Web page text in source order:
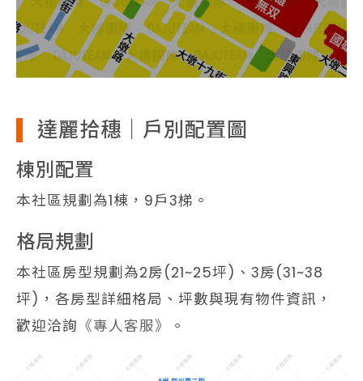
達麗拾穗｜戶別配置圖
棟別配置
本社區規劃為1棟，9戶3梯。
格局規劃
本社區房型規劃為2房(21~25坪)、3房(31~38
坪)，各房型詳細格局、坪數與現有物件資訊，
歡迎洽詢 《專人客服》 。